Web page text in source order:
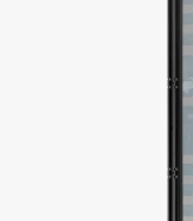
temperatursoner, slik at
ideelle forhold. Utforsk
den perfekte modellen til